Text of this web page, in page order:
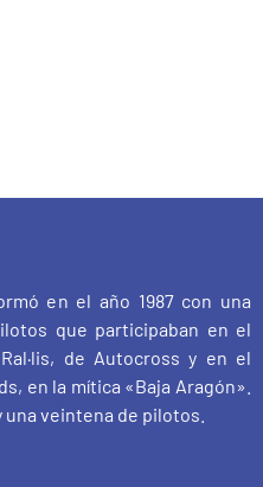
en el año 1987 con una
que participaban en el
de Autocross y en el
en la mítica «Baja Aragón».
veintena de pilotos.